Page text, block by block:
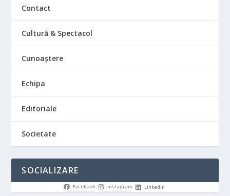
Contact
Cultură & Spectacol
Cunoaștere
Echipa
Editoriale
Societate
SOCIALIZARE
Facebook Instagram LinkedIn